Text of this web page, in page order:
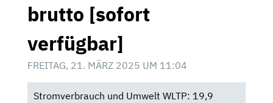
brutto [sofort
verfügbar]
FREITAG, 21. MÄRZ 2025 UM 11:04
Stromverbrauch und Umwelt WLTP: 19,9